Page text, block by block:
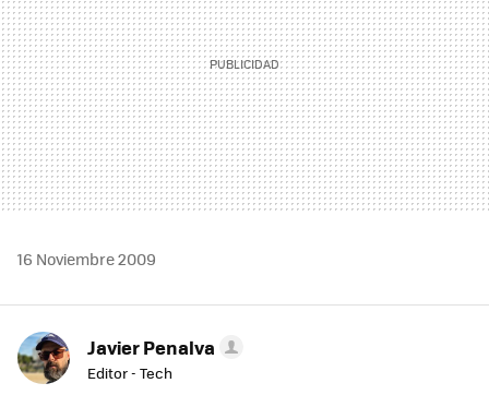
16 Noviembre 2009
Javier Penalva
Editor - Tech